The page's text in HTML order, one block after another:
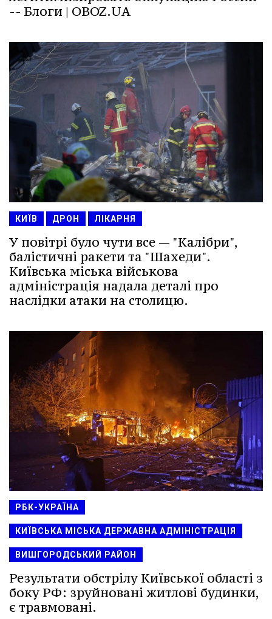
-- Блоги | OBOZ.UA
КИЇВ ДРОН ЛІКАРНЯ
У повітрі було чути все — "Калібри",
балістичні ракети та "Шахеди".
Київська міська військова
адміністрація надала деталі про
наслідки атаки на столицю.
РБК-УКРАЇНА
КИЇВСЬКА МІСЬКА ДЕРЖАВНА АДМІНІСТРАЦІЯ
ВИШГОРОДСЬКИЙ РАЙОН
Результати обстрілу Київської області з
боку РФ: зруйновані житлові будинки,
є травмовані.